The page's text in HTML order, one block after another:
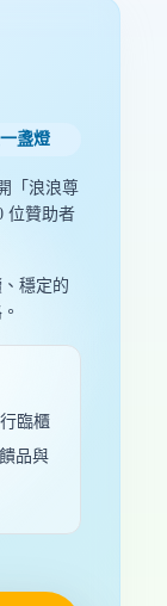
盞燈
「浪浪尊
位贊助者
穩定的
臨櫃
品與